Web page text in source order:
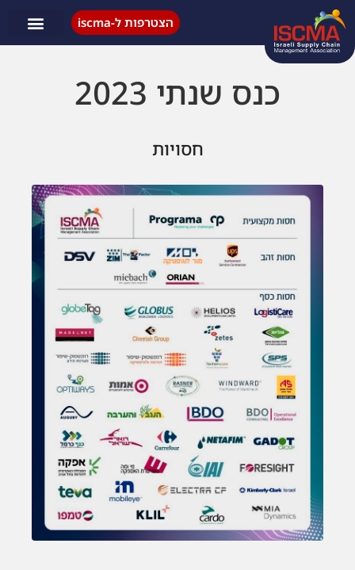
הצטרפות ל-iscma
כנס שנתי 2023
חסויות